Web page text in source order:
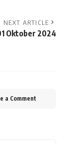
NEXT ARTICLE
Oktober 2024
a Comment